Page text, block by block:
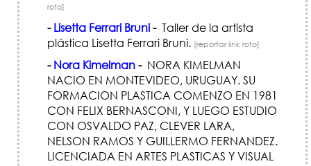
roto]
- Lisetta Ferrari Bruni-Taller de la artista
plástica Lisetta Ferrari Bruni. [reportar link roto]
- Nora Kimelman-NORA KIMELMAN
NACIO EN MONTEVIDEO, URUGUAY. SU
FORMACION PLASTICA COMENZO EN 1981
CON FELIX BERNASCONI, Y LUEGO ESTUDIO
CON OSVALDO PAZ, CLEVER LARA,
NELSON RAMOS Y GUILLERMO FERNANDEZ.
LICENCIADA EN ARTES PLASTICAS Y VISUAL